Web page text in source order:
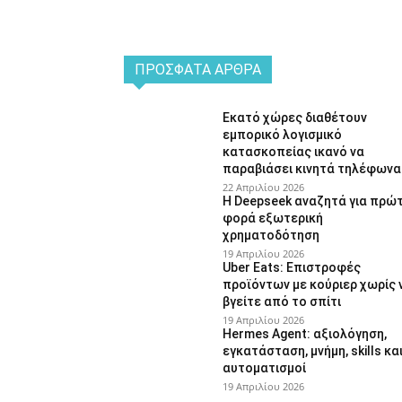
ΠΡΌΣΦΑΤΑ ΆΡΘΡΑ
Εκατό χώρες διαθέτουν
εμπορικό λογισμικό
κατασκοπείας ικανό να
παραβιάσει κινητά τηλέφωνα
22 Απριλίου 2026
Η Deepseek αναζητά για
φορά εξωτερική
χρηματοδότηση
19 Απριλίου 2026
Uber Eats: Επιστροφές
προϊόντων με κούριερ χωρίς
βγείτε από το σπίτι
19 Απριλίου 2026
Hermes Agent: αξιολόγηση,
εγκατάσταση, μνήμη, skills και
αυτοματισμοί
19 Απριλίου 2026